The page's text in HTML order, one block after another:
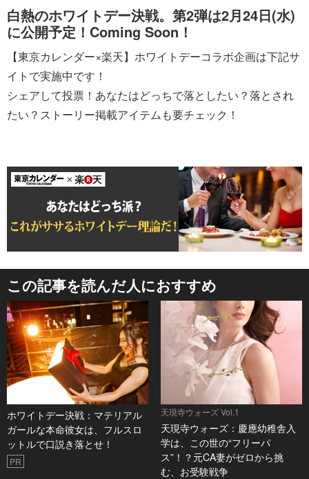
白熱のホワイトデー決戦。第2弾は2月24日(水)
に公開予定！Coming Soon！
【東京カレンダー×楽天】ホワイトデーコラボ企画は下記サ
イトで実施中です！
シェアして投票！あなたはどっちで落としたい？落とされ
たい？ストーリー掲載アイテムも要チェック！
この記事を読んだ人におすすめ
ホワイトデー決戦：マテリアル
ガールな本命彼女は、フルスロ
ットルで口説き落とせ！
PR
天現寺ウォーズ Vol.1
天現寺ウォーズ：慶應幼稚舎入
学は、この世の“フリーパ
ス”！？元CA妻がゼロから挑
む、お受験戦争